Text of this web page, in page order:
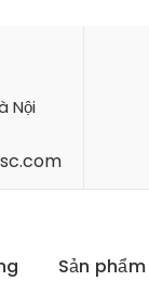
Nội
Sản phẩm